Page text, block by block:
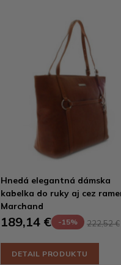
Hnedá elegantná dámska
kabelka do ruky aj cez
Marchand
189,14 € -15% 222,52 €
DETAIL PRODUKTU